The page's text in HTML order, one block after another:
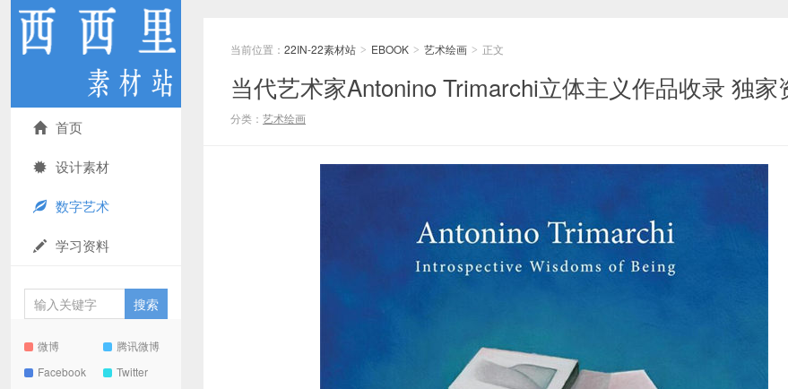
首页
设计素材
数字艺术
学习资料
微博
腾讯微博
Facebook
Twitter
当前位置： 22IN-22素材站 > EBOOK > 艺术绘画 > 正文
当代艺术家Antonino Trimarchi立体主义作品收录 独家
分类： 艺术绘画